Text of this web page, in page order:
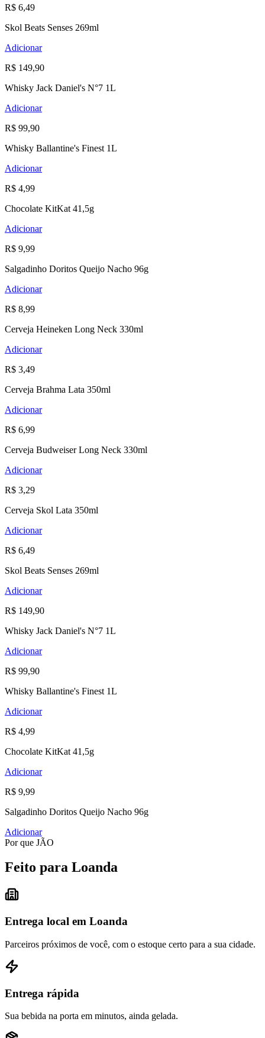
R$ 6,49
Skol Beats Senses 269ml
Adicionar
R$ 149,90
Whisky Jack Daniel's N°7 1L
Adicionar
R$ 99,90
Whisky Ballantine's Finest 1L
Adicionar
R$ 4,99
Chocolate KitKat 41,5g
Adicionar
R$ 9,99
Salgadinho Doritos Queijo Nacho 96g
Adicionar
R$ 8,99
Cerveja Heineken Long Neck 330ml
Adicionar
R$ 3,49
Cerveja Brahma Lata 350ml
Adicionar
R$ 6,99
Cerveja Budweiser Long Neck 330ml
Adicionar
R$ 3,29
Cerveja Skol Lata 350ml
Adicionar
R$ 6,49
Skol Beats Senses 269ml
Adicionar
R$ 149,90
Whisky Jack Daniel's N°7 1L
Adicionar
R$ 99,90
Whisky Ballantine's Finest 1L
Adicionar
R$ 4,99
Chocolate KitKat 41,5g
Adicionar
R$ 9,99
Salgadinho Doritos Queijo Nacho 96g
Adicionar
Por que JÃO
Feito para Loanda
Entrega local em Loanda
Parceiros próximos de você, com o estoque certo para a sua cidade.
Entrega rápida
Sua bebida na porta em minutos, ainda gelada.